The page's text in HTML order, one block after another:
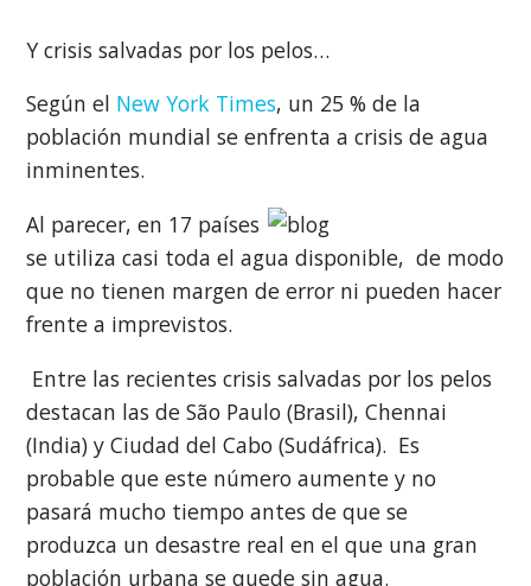
Y crisis salvadas por los pelos…
Según el New York Times, un 25 % de la
población mundial se enfrenta a crisis de agua
inminentes.
Al parecer, en 17 países
se utiliza casi toda el agua disponible, de modo
que no tienen margen de error ni pueden hacer
frente a imprevistos.
Entre las recientes crisis salvadas por los pelos
destacan las de São Paulo (Brasil), Chennai
(India) y Ciudad del Cabo (Sudáfrica). Es
probable que este número aumente y no
pasará mucho tiempo antes de que se
produzca un desastre real en el que una gran
población urbana se quede sin agua.